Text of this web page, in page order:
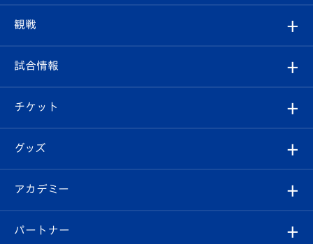
クラブ
試合情報
チケット
イベント
メディア
クラブ概要
エンブレム紹介
スタッフプロフィール
マスコット紹介
観戦
観戦ルール
はじめての観戦ガイド
Revive Team
ヴィヴィくんの長崎おもてなしガイド
試合情報
試合日程/結果
フォトギャラリー
スタジアムグルメ
チケット
チケット
V-LOVERS（ファンクラブ）
グッズ
オンラインショップ
アカデミー
育成からのお知らせ
パートナー